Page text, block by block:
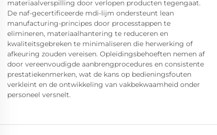
materiaalverspilling door verlopen producten tegengaat.
De naf-gecertificeerde mdi-lijm ondersteunt lean
manufacturing-principes door processtappen te
elimineren, materiaalhantering te reduceren en
kwaliteitsgebreken te minimaliseren die herwerking of
afkeuring zouden vereisen. Opleidingsbehoeften nemen af
door vereenvoudigde aanbrengprocedures en consistente
prestatiekenmerken, wat de kans op bedieningsfouten
verkleint en de ontwikkeling van vakbekwaamheid onder
personeel versnelt.